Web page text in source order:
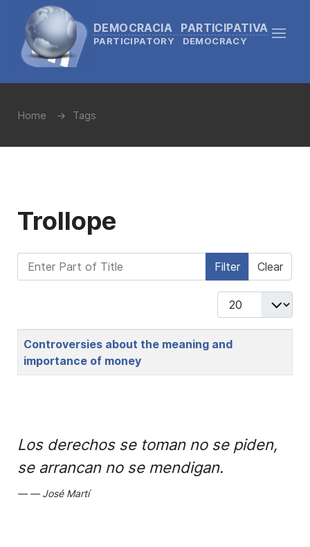
DEMOCRACIA PARTICIPATIVA
PARTICIPATORY DEMOCRACY
Home Tags
Trollope
Enter Part of Title Filter Clear
Display #
Title
Controversies about the meaning and
importance of money
Los derechos se toman no se piden,
se arrancan no se mendigan.
José Martí